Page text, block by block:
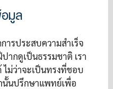
มูล
ารประสบความสำเร็จ
ากดูเป็นธรรมชาติ เรา
ไม่ว่าจะเป็นทรงที่ชอบ
นั้นปรึกษาแพทย์เพื่อ